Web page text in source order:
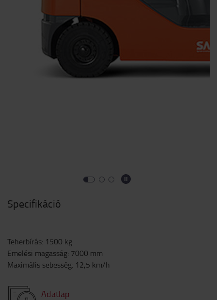
Specifikáció
Teherbírás: 1500 kg
Emelési magasság: 7000 mm
Maximális sebesség: 12,5 km/h
Adatlap